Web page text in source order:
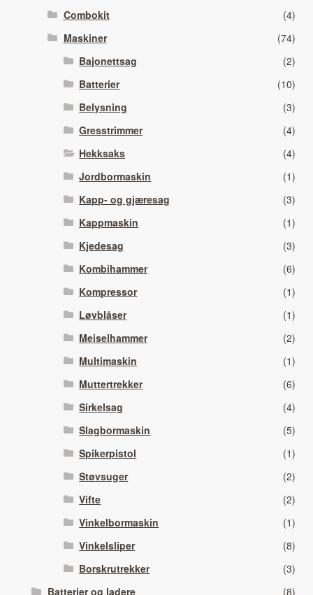
Combokit
(4)
Maskiner
(74)
Bajonettsag
(2)
Batterier
(10)
Belysning
(3)
Gresstrimmer
(4)
Hekksaks
(4)
Jordbormaskin
(1)
Kapp- og gjæresag
(3)
Kappmaskin
(1)
Kjedesag
(3)
Kombihammer
(6)
Kompressor
(1)
Løvblåser
(1)
Meiselhammer
(2)
Multimaskin
(1)
Muttertrekker
(6)
Sirkelsag
(4)
Slagbormaskin
(5)
Spikerpistol
(1)
Støvsuger
(2)
Vifte
(2)
Vinkelbormaskin
(1)
Vinkelsliper
(8)
Borskrutrekker
(3)
Batterier og ladere
(8)